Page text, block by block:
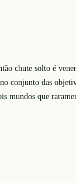
chute solto é
das
mundos que